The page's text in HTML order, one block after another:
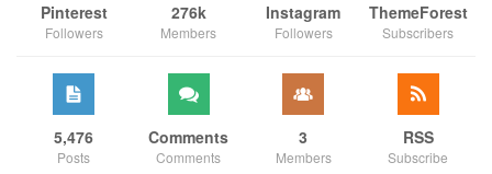
Pinterest
Followers
276k
Members
Instagram
Followers
ThemeForest
Subscribers
5,476
Posts
Comments
Comments
3
Members
RSS
Subscribe